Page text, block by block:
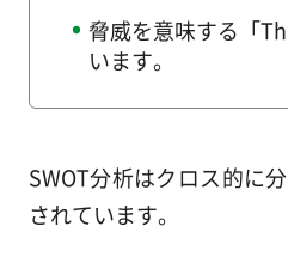
脅威を意味する「
います。
SWOT分析はクロス的に
されています。